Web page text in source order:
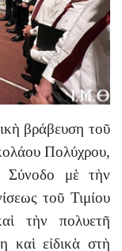
βράβευση τοῦ
Πολύχρου,
Σύνοδο μὲ τὴν
τοῦ Τιμίου
τὴν πολυετῆ
καὶ εἰδικὰ στὴ